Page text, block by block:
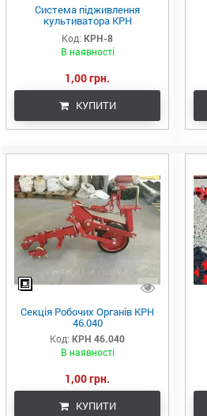
Система підживлення
культиватора КРН
(Підживлюючий пристрій
КРН-8)
Код: КРН-8
В наявності
1,00 грн.
КУПИТИ
Секція Робочих Органів КРН
46.040
Код: КРН 46.040
В наявності
1,00 грн.
КУПИТИ